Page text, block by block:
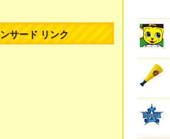
サード リンク